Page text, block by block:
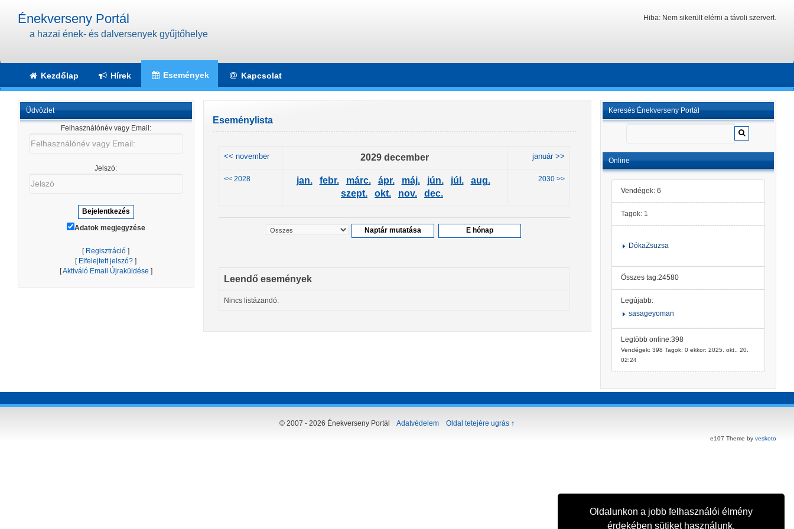
Oldalunkon a jobb felhasználói élmény
érdekében sütiket használunk.
Énekverseny Portál
a hazai ének- és dalversenyek gyűjtőhelye
Hiba: Nem sikerült elérni a távoli szervert.
Kezdőlap Hírek Események Kapcsolat
Üdvözlet
Felhasználónév vagy Email:
vagy
Jelszó:
Adatok megjegyzése
[ Regisztráció ]
[ Elfelejtett jelszó? ]
[Aktiváló Email Újraküldése ]
Keresés Énekverseny Portál
Online
Vendégek: 6
Tagok: 1
DókaZsuzsa
Összes tag:24580
Legújabb:
sasageyoman
Legtöbb online:398
Vendégek: 398 Tagok: 0 ekkor: 2025. okt.. 20.
02:24
Eseménylista
<< november 2029 december január >>
<< 2028 jan. febr. márc. ápr. máj. jún. júl.
aug.
szept.
okt. nov. dec.
2030 >>
Leendő események
Nincs listázandó.
© 2007 - 2026 Énekverseny Portál Adatvédelem Oldal tetejére ugrás ↑
e107 Theme by veskoto